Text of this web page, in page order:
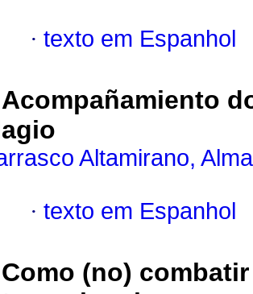
· texto em Espanhol
Acompañamiento
Altamirano, Alma
· texto em Espanhol
Como (no)